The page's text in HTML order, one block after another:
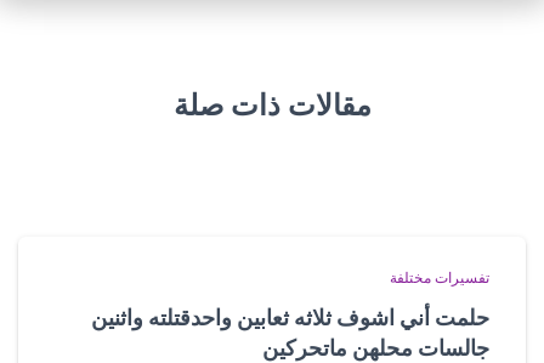
مقالات ذات صلة
تفسيرات مختلفة
حلمت أني اشوف ثلاثه ثعابين واحدقتلته واثنين
جالسات محلهن ماتحركين